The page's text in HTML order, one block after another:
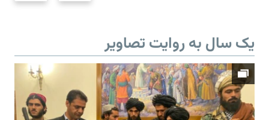
یک سال به روایت تصاویر